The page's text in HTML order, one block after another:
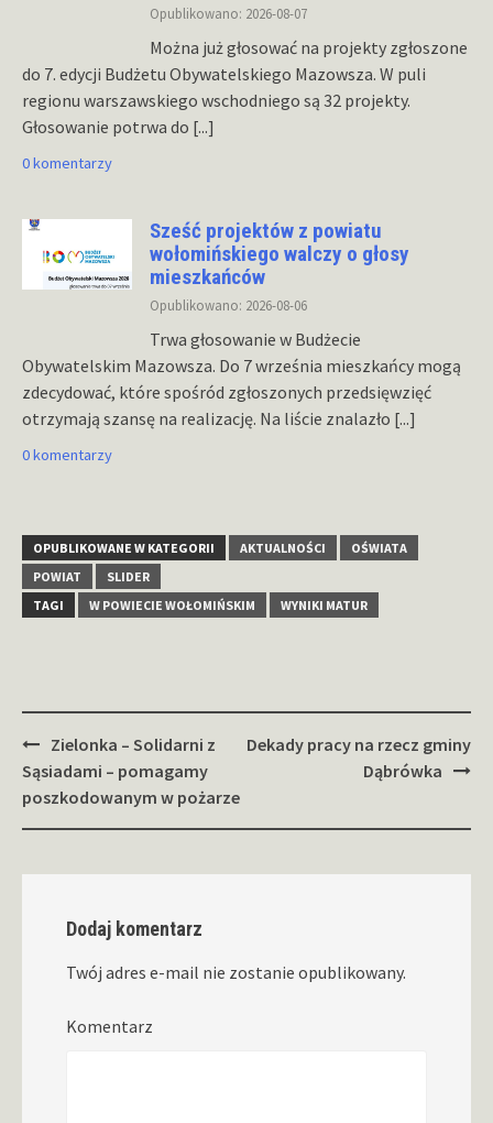
Opublikowano: 2026-08-07
Można już głosować na projekty zgłoszone
do 7. edycji Budżetu Obywatelskiego Mazowsza. W puli
regionu warszawskiego wschodniego są 32 projekty.
Głosowanie potrwa do [...]
0 komentarzy
Sześć projektów z powiatu
wołomińskiego walczy o głosy
mieszkańców
Opublikowano: 2026-08-06
Trwa głosowanie w Budżecie
Obywatelskim Mazowsza. Do 7 września mieszkańcy mogą
zdecydować, które spośród zgłoszonych przedsięwzięć
otrzymają szansę na realizację. Na liście znalazło [...]
0 komentarzy
OPUBLIKOWANE W KATEGORII AKTUALNOŚCI
OŚWIATA
POWIAT
SLIDER
TAGI
W POWIECIE WOŁOMIŃSKIM WYNIKI MATUR
Zobacz
wpisy
Zielonka – Solidarni z
Sąsiadami – pomagamy
poszkodowanym w pożarze
Dekady pracy na rzecz gminy
Dąbrówka
Dodaj komentarz
Twój adres e-mail nie zostanie opublikowany.
Komentarz